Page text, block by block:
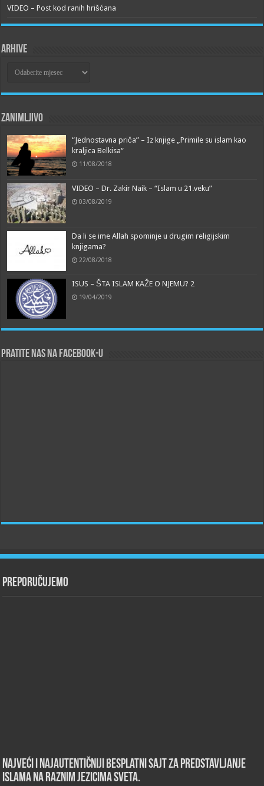
VIDEO – Post kod ranih hrišćana
Arhive
Zanimljivo
“Jednostavna priča” – Iz knjige „Primile su islam kao
kraljica Belkisa“
11/08/2018
VIDEO – Dr. Zakir Naik – “Islam u 21.veku”
03/08/2019
Da li se ime Allah spominje u drugim religijskim
knjigama?
22/08/2018
ISUS – ŠTA ISLAM KAŽE O NJEMU? 2
19/04/2019
Pratite nas na Facebook-u
Preporučujemo
Najveći i najautentičniji besplatni sajt za predstavljanje
islama na raznim jezicima sveta.